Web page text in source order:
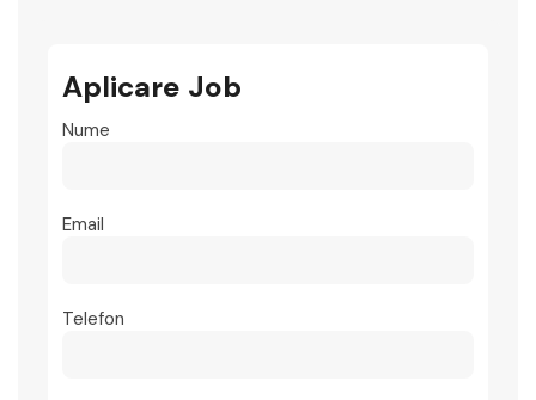
Aplicare Job
Nume
Email
Telefon